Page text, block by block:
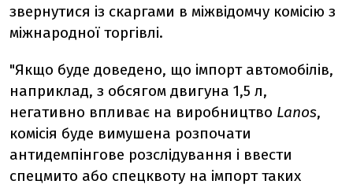
звернутися із скаргами в міжвідомчу комісію з
міжнародної торгівлі.
"Якщо буде доведено, що імпорт автомобілів,
наприклад, з обсягом двигуна 1,5 л,
негативно впливає на виробництво Lanos,
комісія буде вимушена розпочати
антидемпінгове розслідування і ввести
спецмито або спецквоту на імпорт таких